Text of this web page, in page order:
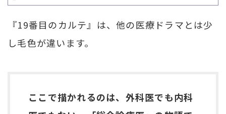
『19番目のカルテ』は、他の医療ドラマとは少
し毛色が違います。
ここで描かれるのは、外科医でも内科